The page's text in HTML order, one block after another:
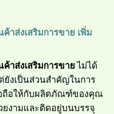
าส่งเสริมการขาย เพิ่ม
าส่งเสริมการขายไม่ได้
ยังเป็นส่วนสำคัญในการ
ถือให้กับผลิตภัณฑ์ของคุณ
ยงามและติดอยู่บนบรรจุ